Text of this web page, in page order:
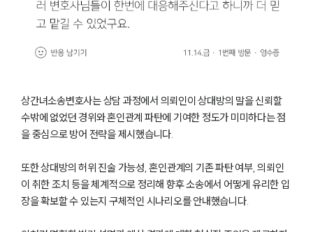
상간녀소송변호사는 상담 과정에서 의뢰인이 상대방의 말을 신뢰할
수밖에 없었던 경위와 혼인관계 파탄에 기여한 정도가 미미하다는 점
을 중심으로 방어 전략을 제시했습니다.
또한 상대방의 허위 진술 가능성, 혼인관계의 기존 파탄 여부, 의뢰인
이 취한 조치 등을 체계적으로 정리해 향후 소송에서 어떻게 유리한 입
장을 확보할 수 있는지 구체적인 시나리오를 안내했습니다.